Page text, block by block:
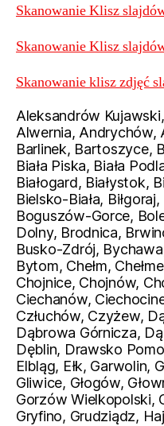
Skanowanie Klisz
Skanowanie Klisz
Skanowanie klisz zdjęć
Aleksandrów
Alwernia, Andrychów,
Barlinek, Bartoszyce,
Biała Piska, Biała
Białogard, Białystok,
Bielsko-Biała,
Boguszów-Gorce,
Dolny, Brodnica,
Busko-Zdrój,
Bytom, Chełm,
Chojnice, Chojnów,
Ciechanów,
Człuchów, Czyżew,
Dąbrowa Górnicza,
Dęblin, Drawsko
Elbląg, Ełk, Garwolin,
Gliwice, Głogów,
Gorzów Wielkopolski,
Gryfino, Grudziądz,